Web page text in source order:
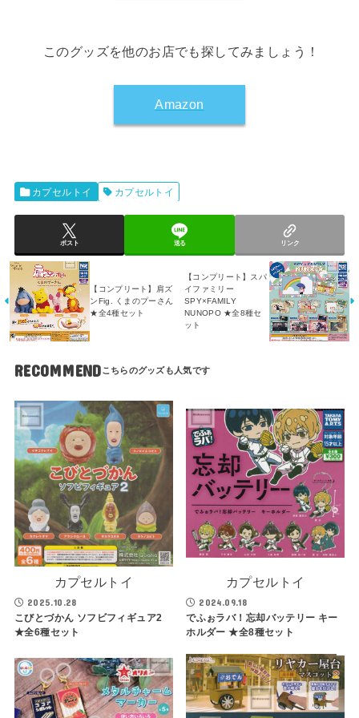
このグッズを他のお店でも探してみましょう！
Amazon
カプセルトイ カプセルトイ
ポスト 送る リンク
【コンプリート】肩ズ
ンFig. くまのプーさん
★全4種セット
【コンプリート】スパ
イファミリー
SPY×FAMILY
NUNOPO ★全8種セ
ット
RECOMMEND
カプセルトイ
2025.10.28
こびとづかん ソフビフィギュア2
★全6種セット
カプセルトイ
2024.09.18
でふぉラバ！忘却バッテリー キー
ホルダー ★全8種セット